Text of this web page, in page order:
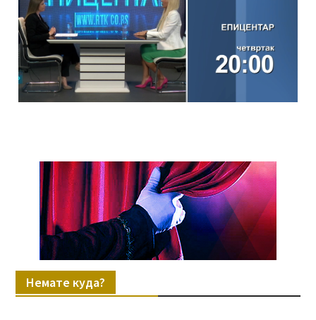
Немате куда?